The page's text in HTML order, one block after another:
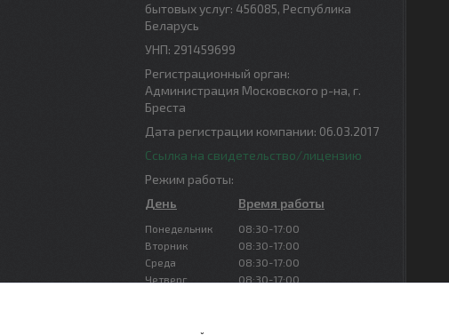
бытовых услуг: 456085, Республика
Беларусь
УНП: 291459699
Регистрационный орган:
Администрация Московского р-на, г.
Бреста
Дата регистрации компании: 06.03.2017
Ссылка на свидетельство/лицензию
Режим работы:
День
Время работы
Понедельник
08:30-17:00
Вторник
08:30-17:00
Среда
08:30-17:00
Четверг
08:30-17:00
Воскресенье